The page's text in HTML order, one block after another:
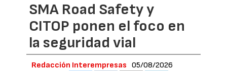
SMA Road Safety y
CITOP ponen el foco en
la seguridad vial
Redacción Interempresas 05/08/2026